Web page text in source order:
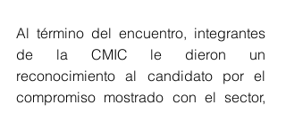
Al término del encuentro, integrantes
de la CMIC le dieron un
reconocimiento al candidato por el
compromiso mostrado con el sector,